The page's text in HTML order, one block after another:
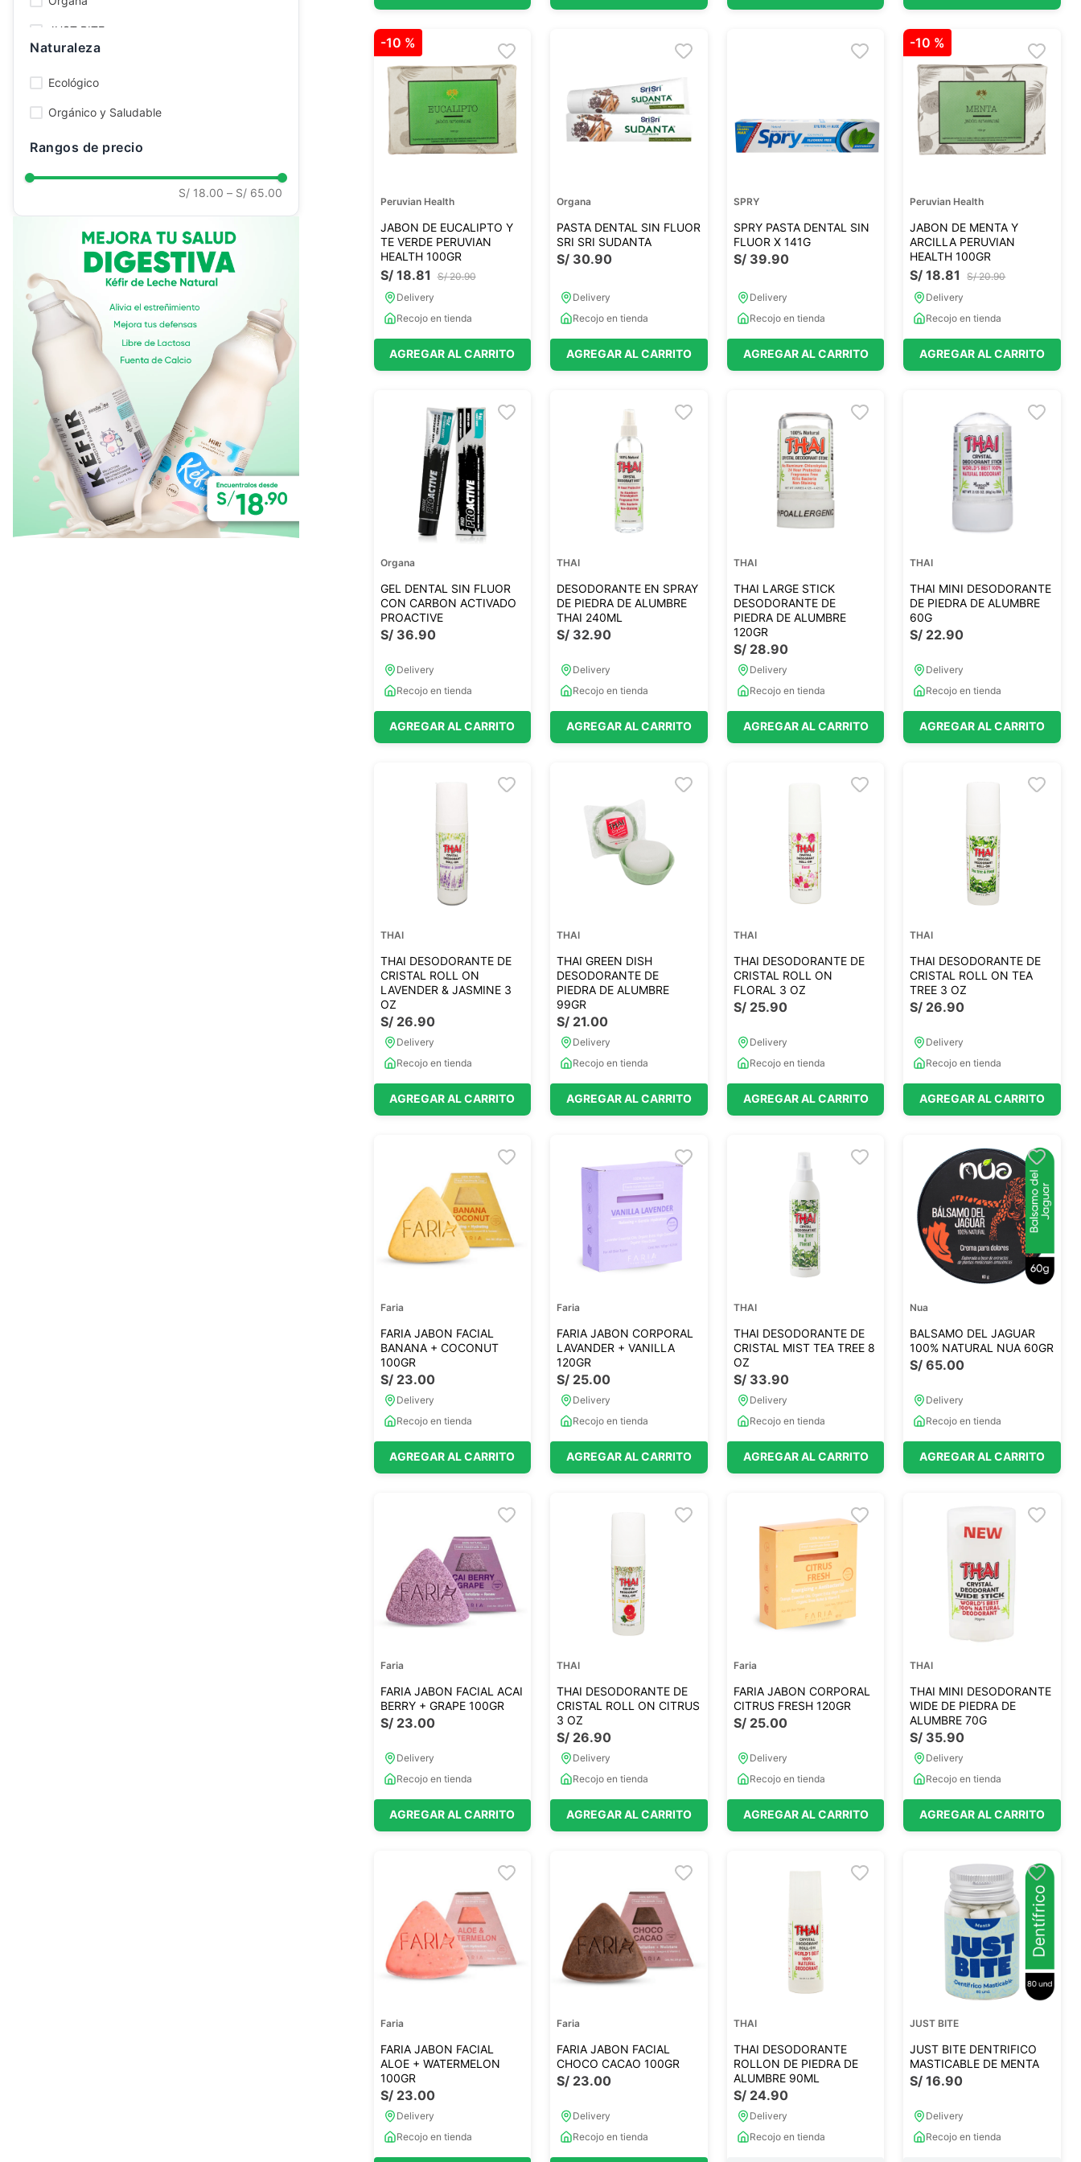
JUST BITE
Nua
Naturaleza
Ecológico
Orgánico y Saludable
Rangos de precio
S/ 18.00 – S/ 65.00
-10 %
Peruvian Health
JABON DE EUCALIPTO Y
TE VERDE PERUVIAN
HEALTH 100GR
S/ 20.90
S/ 18.81
Delivery
Recojo en tienda
AGREGAR AL CARRITO
Organa
PASTA DENTAL SIN FLUOR
SRI SRI SUDANTA
S/ 30.90
Delivery
Recojo en tienda
AGREGAR AL CARRITO
SPRY
SPRY PASTA DENTAL SIN
FLUOR X 141G
S/ 39.90
Delivery
Recojo en tienda
AGREGAR AL CARRITO
-10 %
Peruvian Health
JABON DE MENTA Y
ARCILLA PERUVIAN
HEALTH 100GR
S/ 20.90
S/ 18.81
Delivery
Recojo en tienda
AGREGAR AL CARRITO
Organa
GEL DENTAL SIN FLUOR
CON CARBON ACTIVADO
PROACTIVE
S/ 36.90
Delivery
Recojo en tienda
AGREGAR AL CARRITO
THAI
DESODORANTE EN SPRAY
DE PIEDRA DE ALUMBRE
THAI 240ML
S/ 32.90
Delivery
Recojo en tienda
AGREGAR AL CARRITO
THAI
THAI LARGE STICK
DESODORANTE DE
PIEDRA DE ALUMBRE
120GR
S/ 28.90
Delivery
Recojo en tienda
AGREGAR AL CARRITO
THAI
THAI MINI DESODORANTE
DE PIEDRA DE ALUMBRE
60G
S/ 22.90
Delivery
Recojo en tienda
AGREGAR AL CARRITO
THAI
THAI DESODORANTE DE
CRISTAL ROLL ON
LAVENDER & JASMINE 3
OZ
S/ 26.90
Delivery
Recojo en tienda
AGREGAR AL CARRITO
THAI
THAI GREEN DISH
DESODORANTE DE
PIEDRA DE ALUMBRE
99GR
S/ 21.00
Delivery
Recojo en tienda
AGREGAR AL CARRITO
THAI
THAI DESODORANTE DE
CRISTAL ROLL ON
FLORAL 3 OZ
S/ 25.90
Delivery
Recojo en tienda
AGREGAR AL CARRITO
THAI
THAI DESODORANTE DE
CRISTAL ROLL ON TEA
TREE 3 OZ
S/ 26.90
Delivery
Recojo en tienda
AGREGAR AL CARRITO
Faria
FARIA JABON FACIAL
BANANA + COCONUT
100GR
S/ 23.00
Delivery
Recojo en tienda
AGREGAR AL CARRITO
Faria
FARIA JABON CORPORAL
LAVANDER + VANILLA
120GR
S/ 25.00
Delivery
Recojo en tienda
AGREGAR AL CARRITO
THAI
THAI DESODORANTE DE
CRISTAL MIST TEA TREE 8
OZ
S/ 33.90
Delivery
Recojo en tienda
AGREGAR AL CARRITO
Nua
BALSAMO DEL JAGUAR
100% NATURAL NUA 60GR
S/ 65.00
Delivery
Recojo en tienda
AGREGAR AL CARRITO
Faria
FARIA JABON FACIAL ACAI
BERRY + GRAPE 100GR
S/ 23.00
Delivery
Recojo en tienda
AGREGAR AL CARRITO
THAI
THAI DESODORANTE DE
CRISTAL ROLL ON CITRUS
3 OZ
S/ 26.90
Delivery
Recojo en tienda
AGREGAR AL CARRITO
Faria
FARIA JABON CORPORAL
CITRUS FRESH 120GR
S/ 25.00
Delivery
Recojo en tienda
AGREGAR AL CARRITO
THAI
THAI MINI DESODORANTE
WIDE DE PIEDRA DE
ALUMBRE 70G
S/ 35.90
Delivery
Recojo en tienda
AGREGAR AL CARRITO
Faria
FARIA JABON FACIAL
ALOE + WATERMELON
100GR
S/ 23.00
Delivery
Recojo en tienda
Faria
FARIA JABON FACIAL
CHOCO CACAO 100GR
S/ 23.00
Delivery
Recojo en tienda
THAI
THAI DESODORANTE
ROLLON DE PIEDRA DE
ALUMBRE 90ML
S/ 24.90
Delivery
Recojo en tienda
JUST BITE
JUST BITE DENTRIFICO
MASTICABLE DE MENTA
S/ 16.90
Delivery
Recojo en tienda